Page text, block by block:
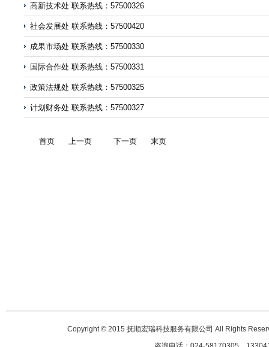
高新技术处 联系热线：57500326
社会发展处 联系热线：57500420
成果市场处 联系热线：57500330
国际合作处 联系热线：57500331
政策法规处 联系热线：57500325
计划财务处 联系热线：57500327
首页 上一页 下一页 末页
Copyright © 2015 抚顺宏瑞科技服务有限公司 All Rights